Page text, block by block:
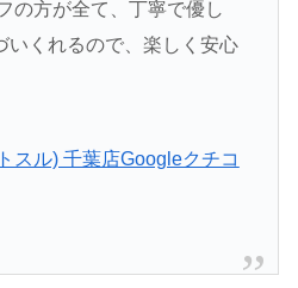
の方が全て、丁寧で優し
いくれるので、楽しく安心
スル) 千葉店Googleクチコ